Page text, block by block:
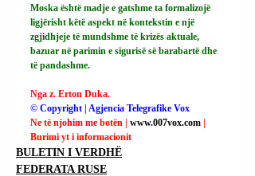
Moska është madje e gatshme ta formalizojë
ligjërisht këtë aspekt në kontekstin e një
zgjidhjeje të mundshme të krizës aktuale,
bazuar në parimin e sigurisë së barabartë dhe
të pandashme.
Nga z. Erton Duka.
© Copyright | Agjencia Telegrafike Vox
Ne të njohim me botën | www.007vox.com |
Burimi yt i informacionit
BULETIN I VERDHË
FEDERATA RUSE